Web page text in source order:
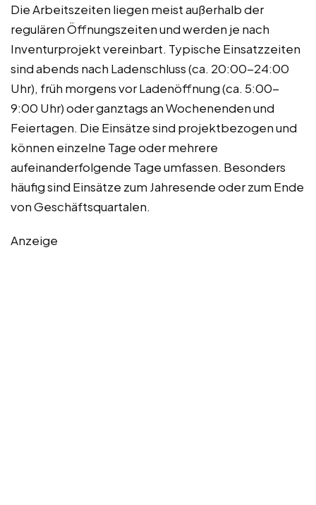
Die Arbeitszeiten liegen meist außerhalb der
regulären Öffnungszeiten und werden je nach
Inventurprojekt vereinbart. Typische Einsatzzeiten
sind abends nach Ladenschluss (ca. 20:00-24:00
Uhr), früh morgens vor Ladenöffnung (ca. 5:00-
9:00 Uhr) oder ganztags an Wochenenden und
Feiertagen. Die Einsätze sind projektbezogen und
können einzelne Tage oder mehrere
aufeinanderfolgende Tage umfassen. Besonders
häufig sind Einsätze zum Jahresende oder zum Ende
von Geschäftsquartalen.
Anzeige